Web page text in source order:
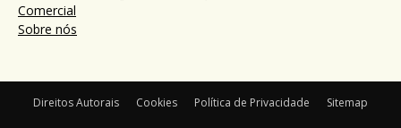
Comercial
Sobre nós
Direitos Autorais Cookies Política de Privacidade Sitemap